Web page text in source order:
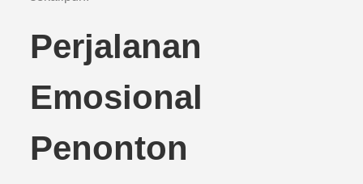
Perjalanan
Emosional
Penonton